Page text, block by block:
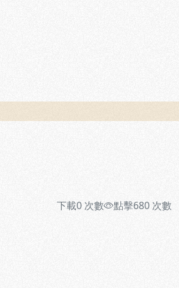
下載0 次數 點擊680 次數